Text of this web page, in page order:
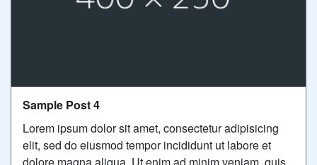
Sample Post 4
Lorem ipsum dolor sit amet, consectetur adipisicing
elit, sed do eiusmod tempor incididunt ut labore et